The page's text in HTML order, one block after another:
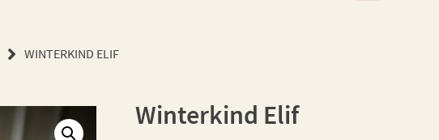
WINTERKIND ELIF
Winterkind Elif